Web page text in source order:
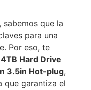
, sabemos que la
para una
Por eso, te
Hard Drive
3.5in Hot-plug,
que garantiza el